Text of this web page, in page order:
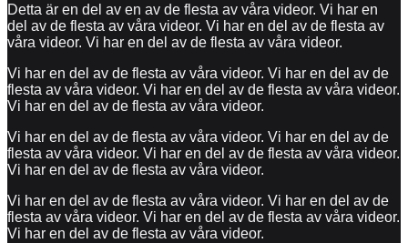
Detta är en del av en av de flesta av våra videor. Vi har en
del av de flesta av våra videor. Vi har en del av de flesta av
våra videor. Vi har en del av de flesta av våra videor.
Vi har en del av de flesta av våra videor. Vi har en del av de
flesta av våra videor. Vi har en del av de flesta av våra videor.
Vi har en del av de flesta av våra videor.
Vi har en del av de flesta av våra videor. Vi har en del av de
flesta av våra videor. Vi har en del av de flesta av våra videor.
Vi har en del av de flesta av våra videor.
Vi har en del av de flesta av våra videor. Vi har en del av de
flesta av våra videor. Vi har en del av de flesta av våra videor.
Vi har en del av de flesta av våra videor.